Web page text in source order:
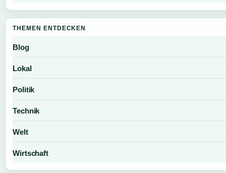
THEMEN ENTDECKEN
Blog
Lokal
Politik
Technik
Welt
Wirtschaft